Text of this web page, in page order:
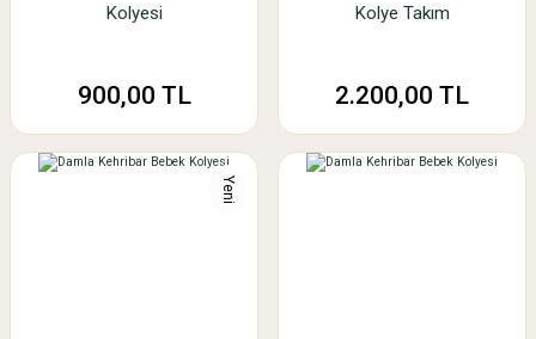
Kolyesi
900,00 TL
Kolye Takım
2.200,00 TL
Yeni